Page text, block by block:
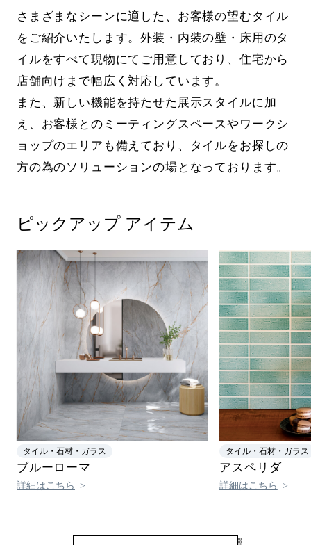
さまざまなシーンに適した、お客様の望むタイル
をご紹介いたします。外装・内装の壁・床用のタ
イルをすべて現物にてご用意しており、住宅から
店舗向けまで幅広く対応しています。
また、新しい機能を持たせた展示スタイルに加
え、お客様とのミーティングスペースやワークシ
ョップのエリアも備えており、タイルをお探しの
方の為のソリューションの場となっております。
ピックアップ アイテム
タイル・⽯材・ガラス
ブルーローマ
詳細はこちら
タイル・⽯材・ガラス
アスペリダ
詳細はこちら